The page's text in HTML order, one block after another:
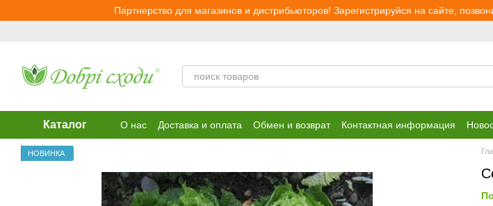
Перейти к основному контентуПартнерство для магазинов и дистрибьюторов! Зарегистрируйся на сайте,
Каталог О нас Доставка и оплата Обмен и возврат Контактная информация
НОВИНКА